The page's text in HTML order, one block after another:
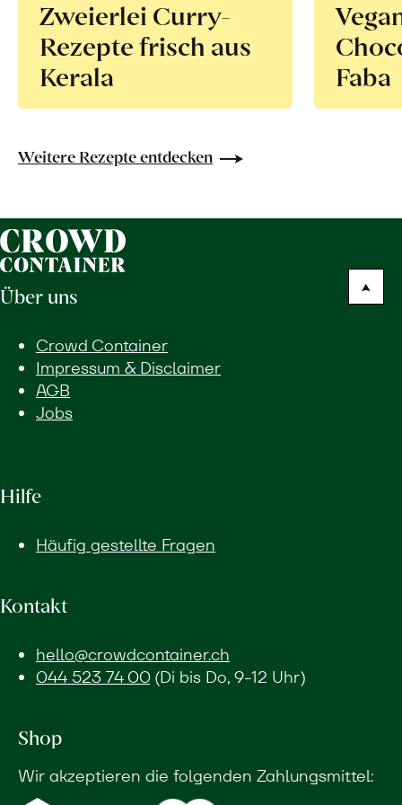
Zweierlei Curry-
Rezepte frisch aus
Kerala
Faba
Weitere Rezepte entdecken
Über uns
Crowd Container
Impressum & Disclaimer
AGB
Jobs
Hilfe
Häufig gestellte Fragen
Kontakt
hello@crowdcontainer.ch
044 523 74 00(Di bis Do, 9-12 Uhr)
Shop
Wir akzeptieren die folgenden Zahlungsmittel: